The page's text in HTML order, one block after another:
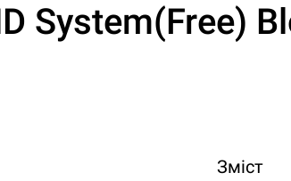
System(Free)
Зміст